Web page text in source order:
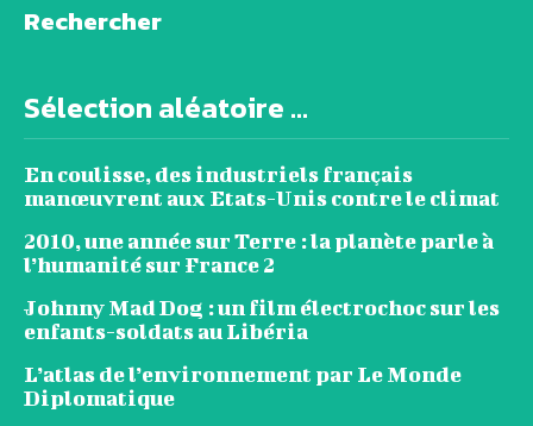
Rechercher
Sélection aléatoire ...
En coulisse, des industriels français
manœuvrent aux Etats-Unis contre le climat
2010, une année sur Terre : la planète parle à
l’humanité sur France 2
Johnny Mad Dog : un film électrochoc sur les
enfants-soldats au Libéria
L’atlas de l’environnement par Le Monde
Diplomatique